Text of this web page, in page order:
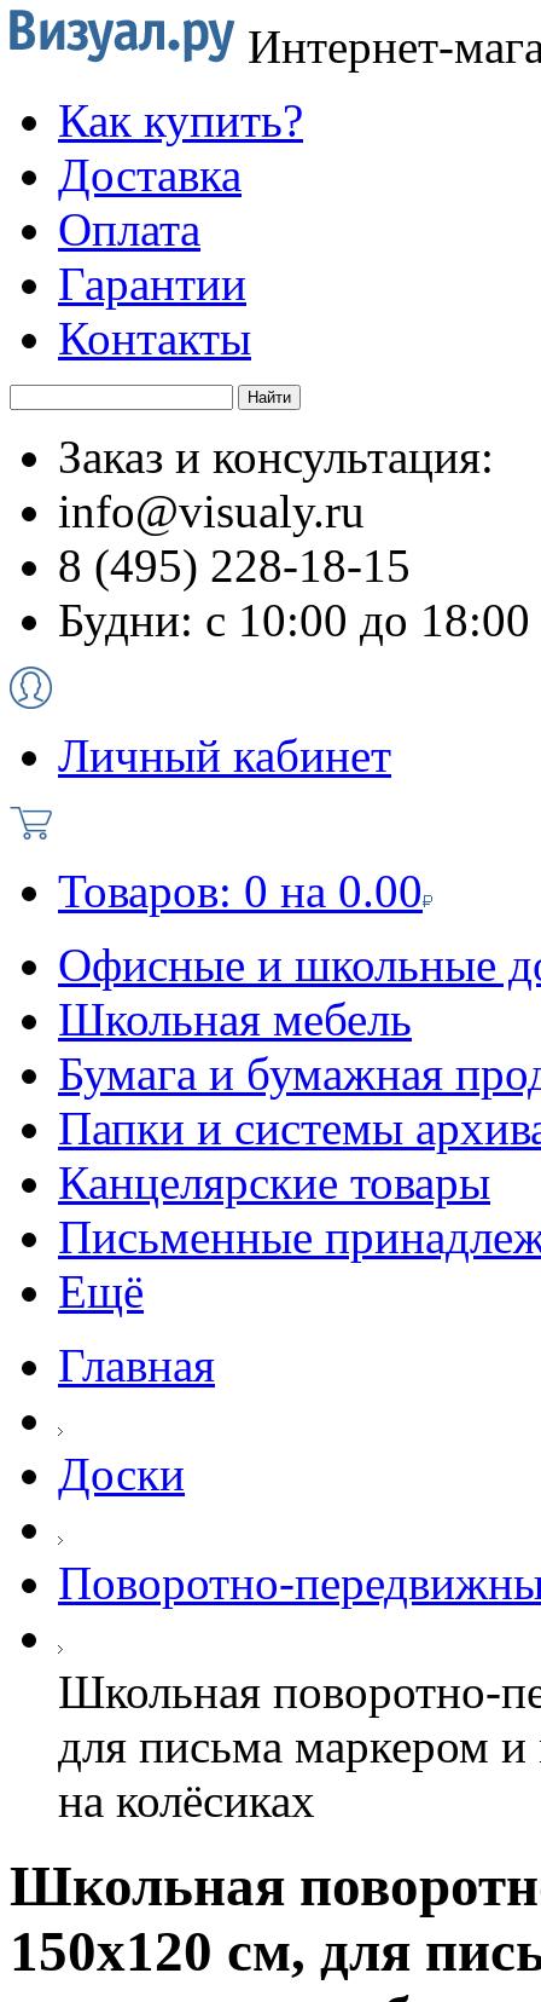
Интернет-
Как купить?
Доставка
Оплата
Гарантии
Контакты
Заказ и консультация:
info@visualy.ru
8 (495) 228-18-15
Будни: с 10:00 до 18:00
Личный кабинет
Товаров: 0 на 0.00
Офисные и школьные
Школьная мебель
Бумага и бумажная
Папки и системы
Канцелярские товары
Письменные
Ещё
Главная
Доски
Поворотно-
Школьная поворотно-
для письма маркером
на колёсиках
Школьная
150х120 см, для